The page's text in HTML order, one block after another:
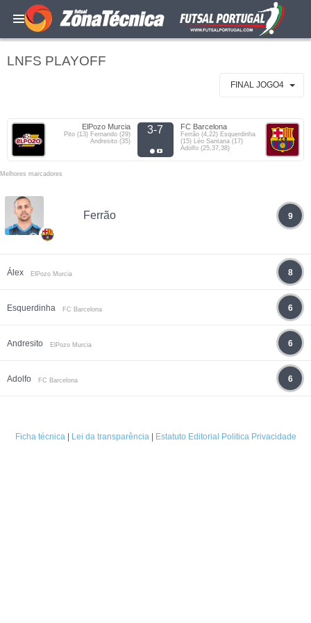
LNFS PLAYOFF
FINAL JOGO4
ElPozo Murcia
Pito (13) Fernando (29)
Andresito (35)
3-7 FC Barcelona
Ferrão (4,22) Esquerdinha
(15) Léo Santana (17)
Adolfo (25,37,38)
Melhores marcadores
Ferrão 9
Álex ElPozo Murcia 8
Esquerdinha FC Barcelona 6
Andresito ElPozo Murcia 6
Adolfo FC Barcelona 6
Ficha técnica| Lei da transparência| Estatuto Editorial Politica Privacidade